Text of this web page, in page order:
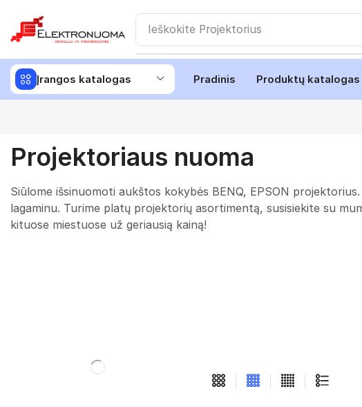
Ieškokite Projektorius
Įrangos katalogas Pradinis Produktų katalogas
Projektoriaus nuoma
Siūlome išsinuomoti aukštos kokybės BENQ, EPSON
lagaminu. Turime platų projektorių asortimentą, susisiekite su
kituose miestuose už geriausią kainą!